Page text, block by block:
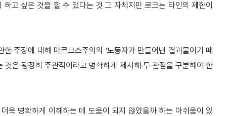
하고 싶은 것을 할 수 있다는 것 그 자체지만 로크는 타인의 제한이
주장에 대해 마르크스주의의 '노동자가 만들어낸 결과물이기 때
은 굉장히 주관적이라고 명확하게 제시해 두 관점을 구분해야 한
욱 명확하게 이해하는 데 도움이 되지 않았을까 하는 아쉬움이 있